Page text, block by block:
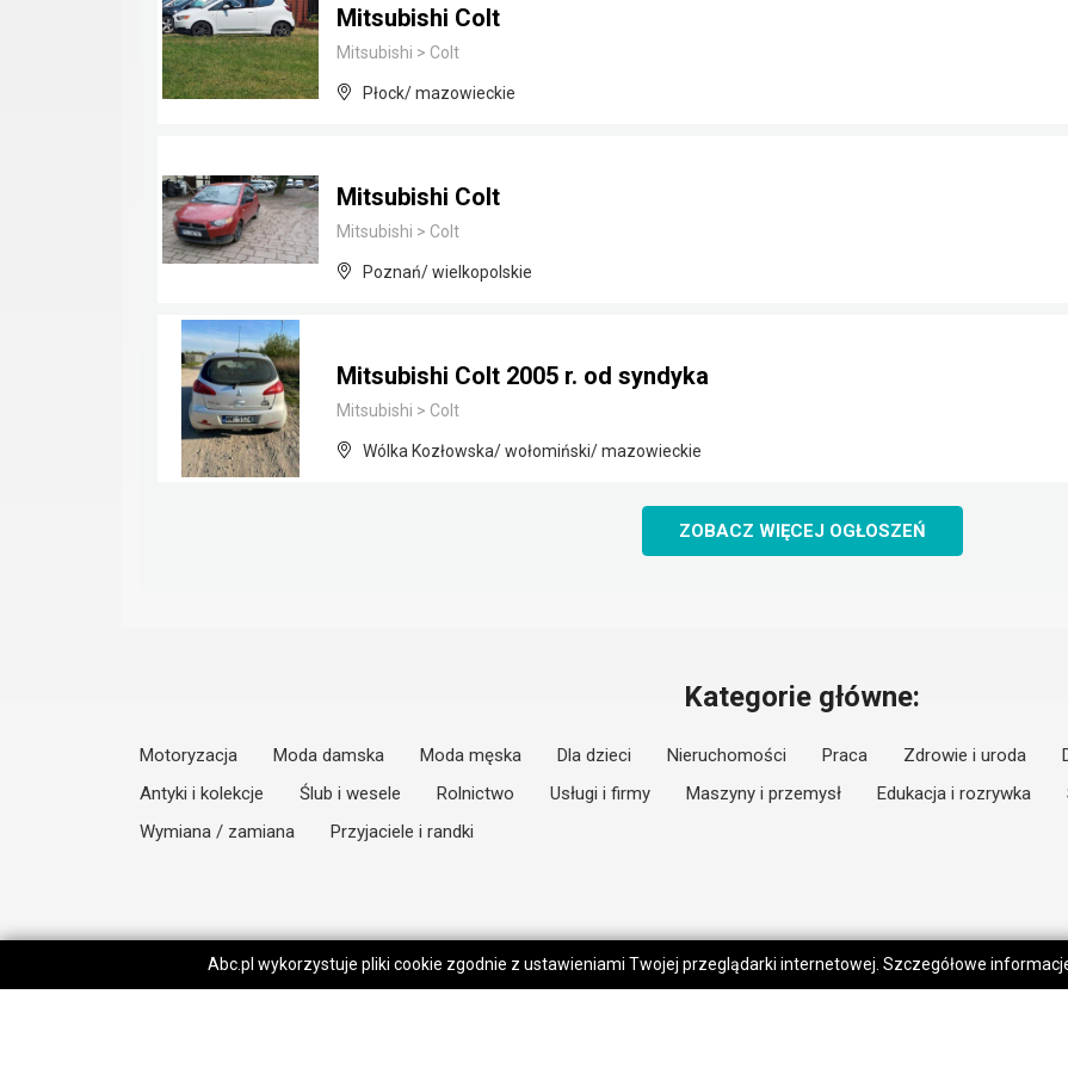
Mitsubishi Colt
Mitsubishi > Colt
Płock/ mazowieckie
Mitsubishi Colt
Mitsubishi > Colt
Poznań/ wielkopolskie
Mitsubishi Colt 2005 r. od syndyka
Mitsubishi > Colt
Wólka Kozłowska/ wołomiński/ mazowieckie
ZOBACZ WIĘCEJ OGŁOSZEŃ
Kategorie główne:
Motoryzacja Moda damska Moda męska Dla dzieci Nieruchomości Praca Zdrowie i uroda
Antyki i kolekcje
Ślub i wesele Rolnictwo Usługi i firmy Maszyny i przemysł Edukacja i rozrywka
Wymiana / zamiana
Przyjaciele i randki
Abc.pl wykorzystuje pliki cookie zgodnie z ustawieniami Twojej przeglądarki internetowej. Szczegółowe